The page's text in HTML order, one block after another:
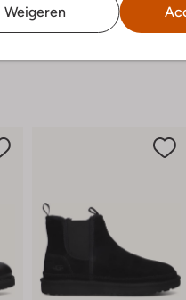
Weigeren